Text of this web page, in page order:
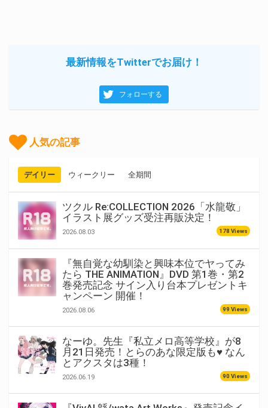
最新情報をTwitterでお届け！
フォローする
人気の記事
デイリー ウィークリー 全期間
ツクル Re:COLLECTION 2026「水龍敬」
イラスト展グッズ受注再販決定！
2026.08.03 178 Views
『無自覚な幼馴染と興味本位でヤってみ
たら THE ANIMATION』DVD 第1巻・第2
巻発売記念 サイン入り台本プレゼントキ
ャンペーン 開催！
2026.08.06 99 Views
なーゆ。先生『私立メロ高等学校』が8
月21日発売！とらのあな限定版も♥ なん
とアクスタは3種！
2026.06.19 90 Views